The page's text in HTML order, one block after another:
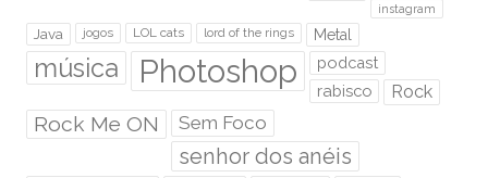
instagram
Java jogos LOL cats lord of the rings Metal
música Photoshop
podcast
rabisco
Rock
Rock Me ON Sem Foco
senhor dos anéis